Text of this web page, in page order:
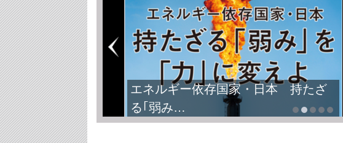
エネルギー依存国家・日本 持たざ
る｢弱み…